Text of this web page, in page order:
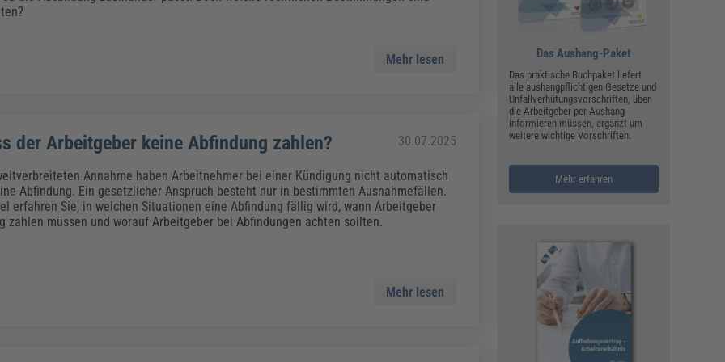
Fachpublikationen & Arbeitshilfen
Weiterbildungen (AKADEMIE HERKERT)
Fachpublikationen & Arbeitshilfen
Weiterbildungen (AKADEMIE HERKERT)
Mehr lesen
der Arbeitgeber keine Abfindung zahlen? 30.07.2025
Annahme haben Arbeitnehmer bei einer Kündigung nicht automatisch
Abfindung. Ein gesetzlicher Anspruch besteht nur in bestimmten Ausnahmefällen.
erfahren Sie, in welchen Situationen eine Abfindung fällig wird, wann Arbeitgeber
zahlen müssen und worauf Arbeitgeber bei Abfindungen achten sollten.
Mehr lesen
Das Aushang-Paket
Das praktische Buchpaket liefert
alle aushangpflichtigen Gesetze und
Unfallverhütungsvorschriften, über
die Arbeitgeber per Aushang
informieren müssen, ergänzt um
weitere wichtige Vorschriften.
Mehr erfahren